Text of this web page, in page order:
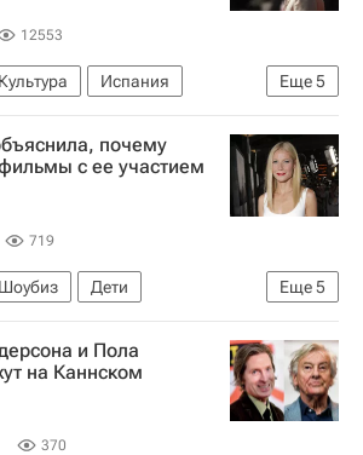
Латинская Америка
Броуди
Знаменитости
Марион Котийяр
Культура Кино
12553
Еще5
Культура
Испания
Рим
Тильда Суинтон
Кино
почему
с ее участием
719
Еще5
Шоубиз
Дети
звезды
Знаменитости
Анна Хилькевич
и Пола
на Каннском
370